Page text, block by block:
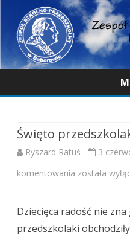
Święto
Ryszard Ratuś 3
komentowania Święto
została
Dziecięca radość nie
przedszkolaki